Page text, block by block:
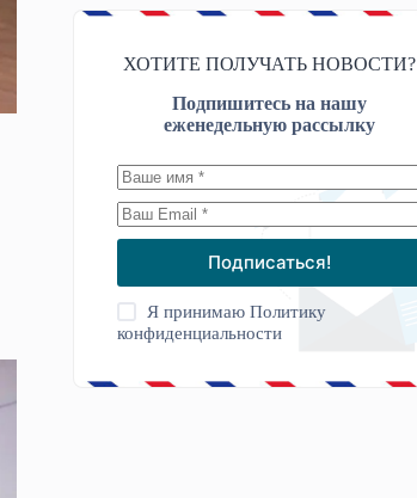
ХОТИТЕ ПОЛУЧАТЬ НОВОСТИ?
Подпишитесь на нашу
еженедельную рассылку
Подписаться!
Я принимаюПолитику
конфиденциальности